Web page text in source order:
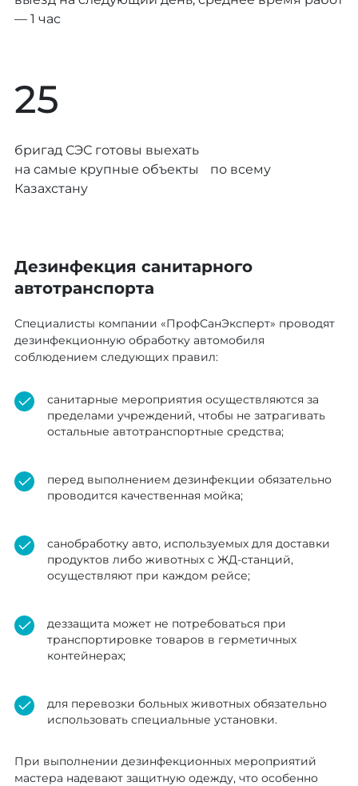
— 1 час
25
бригад СЭС готовы выехать
на самые крупные объекты по всему
Казахстану
Дезинфекция санитарного
автотранспорта
Специалисты компании «ПрофСанЭксперт» проводят
дезинфекционную обработку автомобиля
соблюдением следующих правил:
санитарные мероприятия осуществляются за
пределами учреждений, чтобы не затрагивать
остальные автотранспортные средства;
перед выполнением дезинфекции обязательно
проводится качественная мойка;
санобработку авто, используемых для доставки
продуктов либо животных с ЖД-станций,
осуществляют при каждом рейсе;
деззащита может не потребоваться при
транспортировке товаров в герметичных
контейнерах;
для перевозки больных животных обязательно
использовать специальные установки.
При выполнении дезинфекционных мероприятий
мастера надевают защитную одежду, что особенно